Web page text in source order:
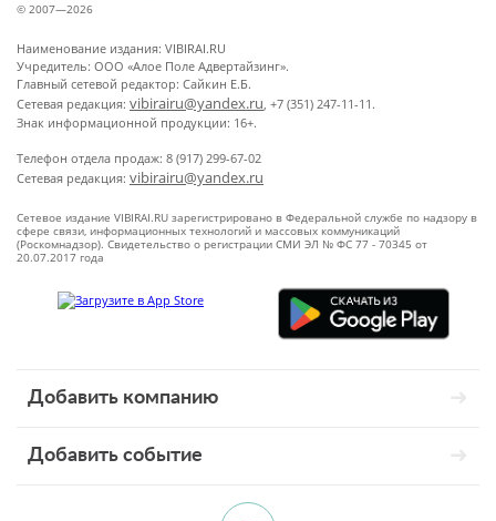
© 2007—2026
Наименование издания: VIBIRAI.RU
Учредитель: ООО «Алое Поле Адвертайзинг».
Главный сетевой редактор: Сайкин Е.Б.
Сетевая редакция: vibirairu@yandex.ru, +7 (351) 247-11-11.
Знак информационной продукции: 16+.
Телефон отдела продаж: 8 (917) 299-67-02
Сетевая редакция: vibirairu@yandex.ru
Сетевое издание VIBIRAI.RU зарегистрировано в Федеральной службе по надзору в
сфере связи, информационных технологий и массовых коммуникаций
(Роскомнадзор). Свидетельство о регистрации СМИ ЭЛ № ФС 77 - 70345 от
20.07.2017 года
Добавить компанию
Добавить событие